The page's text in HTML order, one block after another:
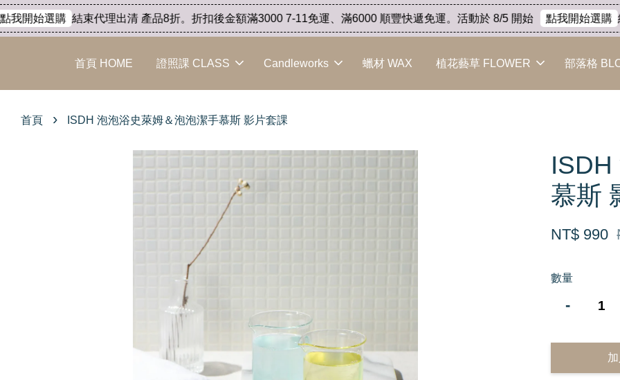
開始選購 結束代理出清 產品8折。折扣後金額滿3000 7-11免運、滿6000 順豐快遞免運。活動於 8/5 開始 點我開始選購 結
首頁 HOME 證照課 CLASS Candleworks 蠟材 WAX 植花藝草 FLOWER 部落格
首頁 › ISDH 泡泡浴史萊姆＆泡泡潔手慕斯 影片套課
慕斯
NT$ 990
數量
-